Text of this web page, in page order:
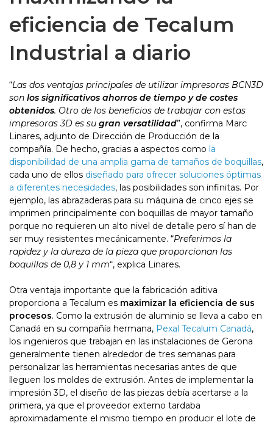
eficiencia de Tecalum
Industrial a diario
“Las dos ventajas principales de utilizar impresoras BCN3D
son los significativos ahorros de tiempo y de costes
obtenidos. Otro de los beneficios de trabajar con estas
impresoras 3D es su gran versatilidad”, confirma Marc
Linares, adjunto de Dirección de Producción de la
compañía. De hecho, gracias a aspectos como la
disponibilidad de una amplia gama de tamaños de boquillas,
cada uno de ellos diseñado para ofrecer soluciones óptimas
a diferentes necesidades, las posibilidades son infinitas. Por
ejemplo, las abrazaderas para su máquina de cinco ejes se
imprimen principalmente con boquillas de mayor tamaño
porque no requieren un alto nivel de detalle pero sí han de
ser muy resistentes mecánicamente. “Preferimos la
rapidez y la dureza de la pieza que proporcionan las
boquillas de 0,8 y 1 mm“, explica Linares.
Otra ventaja importante que la fabricación aditiva
proporciona a Tecalum es maximizar la eficiencia de sus
procesos. Como la extrusión de aluminio se lleva a cabo en
Canadá en su compañía hermana, Pexal Tecalum Canadá,
los ingenieros que trabajan en las instalaciones de Gerona
generalmente tienen alrededor de tres semanas para
personalizar las herramientas necesarias antes de que
lleguen los moldes de extrusión. Antes de implementar la
impresión 3D, el diseño de las piezas debía acertarse a la
primera, ya que el proveedor externo tardaba
aproximadamente el mismo tiempo en producir el lote de